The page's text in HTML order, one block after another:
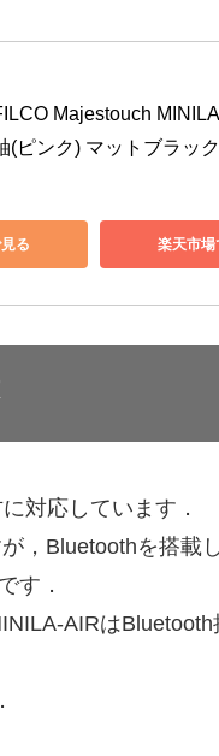
Majestouch
(ピンク) マットブラッ
る 楽天市場
対応しています．
，Bluetoothを搭載
す．
AIRは